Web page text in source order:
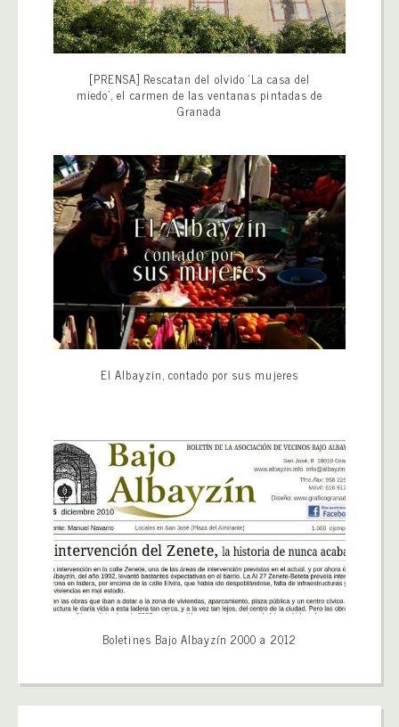
[PRENSA] Rescatan del olvido ‘La casa del
miedo’, el carmen de las ventanas pintadas de
Granada
El Albayzin, contado por sus mujeres
Boletines Bajo Albayzín 2000 a 2012